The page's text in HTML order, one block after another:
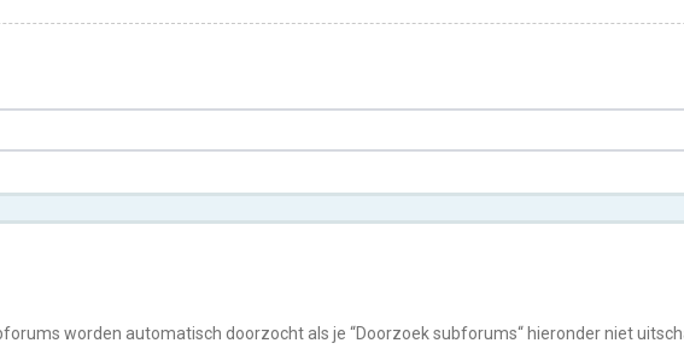
worden automatisch doorzocht als je “Doorzoek subforums“ hieronder niet